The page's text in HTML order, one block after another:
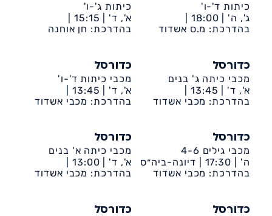
כיתות ד'-ו'
ג', ה' | 18:00 |
דיונה-ביה״ס שקד
בהדרכת: מ.ס אשדוד
כיתות ג'-ו'
א', ד' | 15:15 |
דיונה-ביה״ס אמירים
בהדרכת: חן אוחנה
כדורסל
מכבי כיתה ג' בנים
א', ד' | 13:45 |
דיונה-ביה״ס שקד
בהדרכת: מכבי אשדוד
כדורסל
מכבי כיתות ד'-ו'
א', ד' | 13:45 |
דיונה-ביה״ס שקד
בהדרכת: מכבי אשדוד
כדורסל
מכבי גילים 4-6
ה' | 17:30 |
דיונה-ביה״ס
שקד
בהדרכת: מכבי אשדוד
כדורסל
מכבי כיתה א' בנים
א', ד' | 13:00 |
דיונה-ביה״ס שקד
בהדרכת: מכבי אשדוד
כדורסל כדורסל